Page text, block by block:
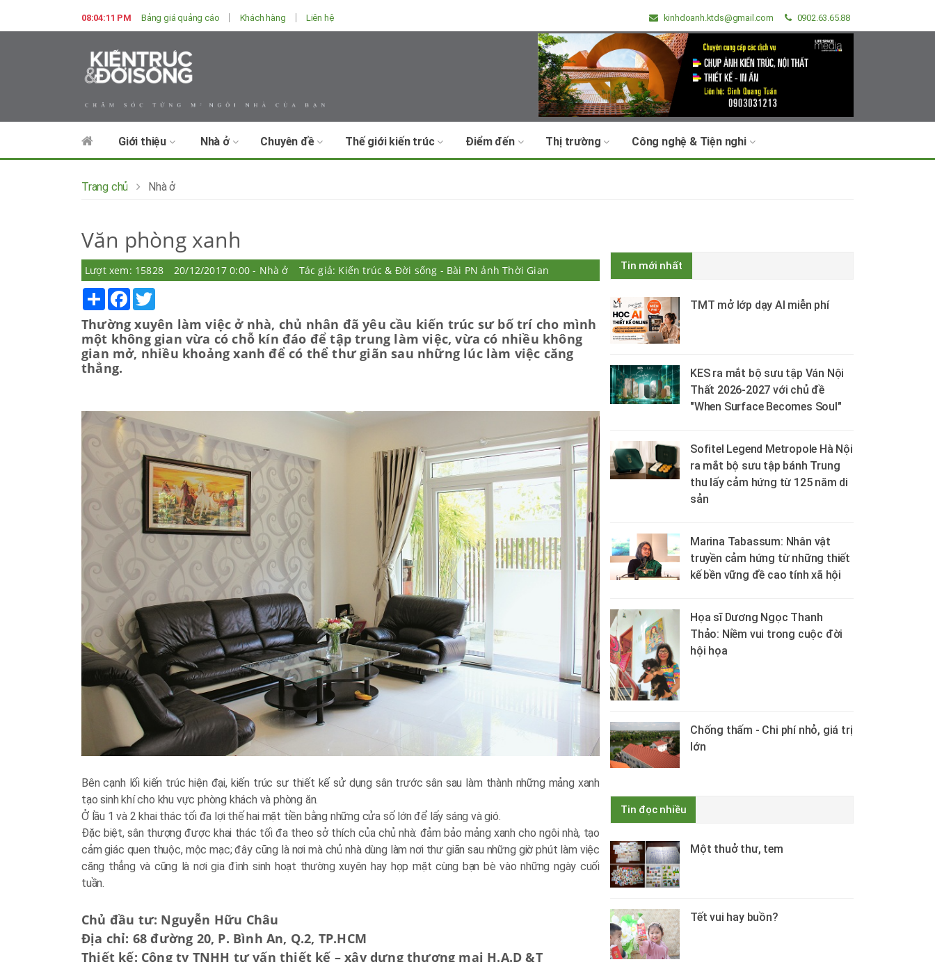
08:04:12 PM Bảng giá quảng cáo Khách hàng Liên hệ kinhdoanh.ktds@gmail.com 0902.63.65.88
Giới thiệu Nhà ở Chuyên đề Thế giới kiến trúc Điểm đến Thị trường Công nghệ & Tiện nghi
Trang chủ Nhà ở
Văn phòng xanh
Lượt xem: 15828 20/12/2017 0:00 - Nhà ở
Tác giả: Kiến trúc & Đời sống - Bài PN ảnh Thời Gian
Share Facebook
Thường xuyên làm việc ở nhà, chủ nhân đã yêu cầu kiến trúc sư bố trí cho mình
một không gian vừa có chỗ kín đáo để tập trung làm việc, vừa có nhiều không
gian mở, nhiều khoảng xanh để có thể thư giãn sau những lúc làm việc căng
thẳng.
Bên cạnh lối kiến trúc hiện đại, kiến trúc sư thiết kế sử dụng sân trước sân sau làm thành những mảng xanh
tạo sinh khí cho khu vực phòng khách và phòng ăn.
Ở lầu 1 và 2 khai thác tối đa lợi thế hai mặt tiền bằng những cửa số lớn để lấy sáng và gió.
Đặc biệt, sân thượng được khai thác tối đa theo sở thích của chủ nhà: đảm bảo mảng xanh cho ngôi nhà, tạo
cảm giác quen thuộc, mộc mạc; đây cũng là nơi mà chủ nhà dùng làm nơi thư giãn sau những giờ phút làm việc
căng thẳng và cũng là nơi gia đình sinh hoạt thường xuyên hay họp mặt cùng bạn bè vào những ngày cuối
tuần.
Chủ đầu tư: Nguyễn Hữu Châu
Địa chỉ: 68 đường 20, P. Bình An, Q.2, TP.HCM
Thiết kế: Công ty TNHH tư vấn thiết kế – xây dựng thương mại H.A.D &T
Tin mới nhất
TMT mở lớp dạy AI miễn phí
KES ra mắt bộ sưu tập Ván Nội
Thất 2026-2027 với chủ đề
"When Surface Becomes Soul"
Sofitel Legend Metropole Hà Nội
ra mắt bộ sưu tập bánh Trung
thu lấy cảm hứng từ 125 năm di
sản
Marina Tabassum: Nhân vật
truyền cảm hứng từ những thiết
kế bền vững đề cao tính xã hội
Họa sĩ Dương Ngọc Thanh
Thảo: Niềm vui trong cuộc đời
hội họa
Chống thấm - Chi phí nhỏ, giá trị
lớn
Tin đọc nhiều
Một thuở thư, tem
Tết vui hay buồn?